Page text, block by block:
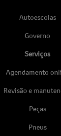
Autoescolas
Governo
Serviços
Agendamento
Revisão e
Peças
Pneus